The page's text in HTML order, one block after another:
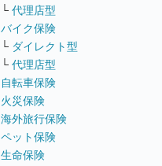
└ 代理店型
バイク保険
└ ダイレクト型
└ 代理店型
自転車保険
火災保険
海外旅行保険
ペット保険
生命保険